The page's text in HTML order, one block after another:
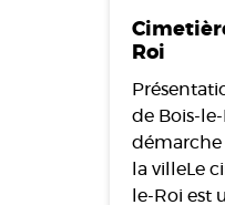
Roi
de Bois-
démarche
la villeLe
le-Roi est